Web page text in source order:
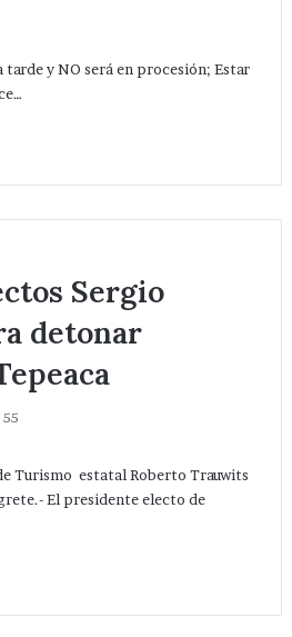
tarde y NO será en procesión; Estar
Sergio
detonar
55
Turismo estatal Roberto Trauwits
El presidente electo de